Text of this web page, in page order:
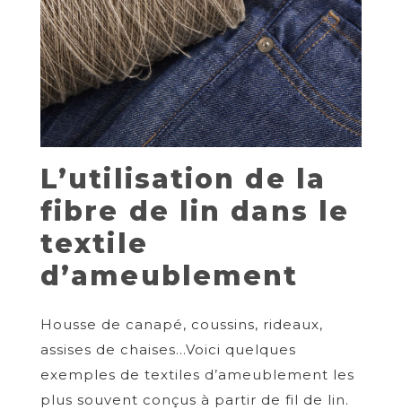
L’utilisation de la
fibre de lin dans le
textile
d’ameublement
Housse de canapé, coussins, rideaux,
assises de chaises…Voici quelques
exemples de textiles d’ameublement les
plus souvent conçus à partir de fil de lin.